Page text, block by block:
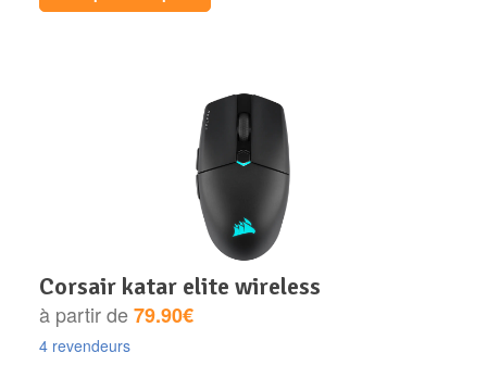
corsair katar elite wireless
à partir de79.90€
4 revendeurs